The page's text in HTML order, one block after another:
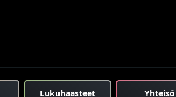
Lukuhaasteet Yhteisö